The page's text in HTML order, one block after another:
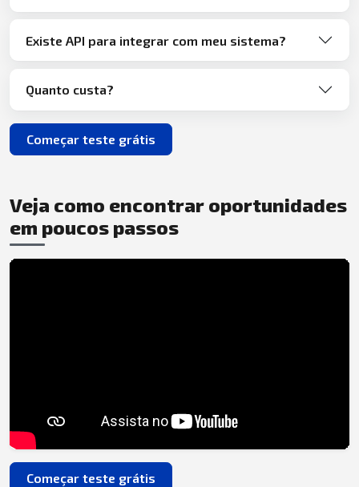
Existe API para integrar com meu sistema?
Quanto custa?
Começar teste grátis
Veja como encontrar oportunidades
em poucos passos
Começar teste grátis